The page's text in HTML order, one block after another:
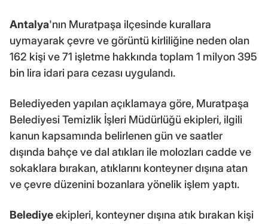
Antalya'nın Muratpaşa ilçesinde kurallara
uymayarak çevre ve görüntü kirliliğine neden olan
162 kişi ve 71 işletme hakkında toplam 1 milyon 395
bin lira idari para cezası uygulandı.
Belediyeden yapılan açıklamaya göre, Muratpaşa
Belediyesi Temizlik İşleri Müdürlüğü ekipleri, ilgili
kanun kapsamında belirlenen gün ve saatler
dışında bahçe ve dal atıkları ile molozları cadde ve
sokaklara bırakan, atıklarını konteyner dışına atan
ve çevre düzenini bozanlara yönelik işlem yaptı.
Belediyeekipleri, konteyner dışına atık bırakan kişi